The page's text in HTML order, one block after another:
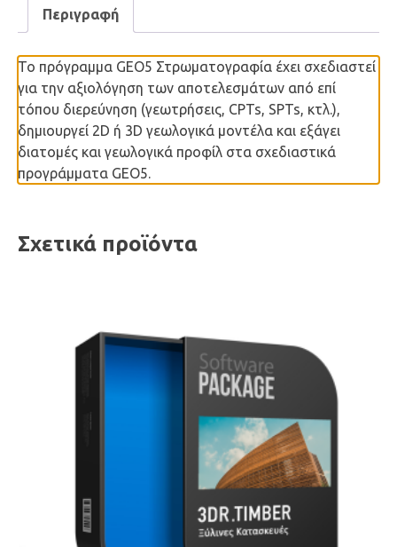
Περιγραφή
Το πρόγραμμα GEO5 Στρωματογραφία έχει σχεδιαστεί
για την αξιολόγηση των αποτελεσμάτων από επί
τόπου διερεύνηση (γεωτρήσεις, CPTs, SPTs, κτλ.),
δημιουργεί 2D ή 3D γεωλογικά μοντέλα και εξάγει
διατομές και γεωλογικά προφίλ στα σχεδιαστικά
προγράμματα GEO5.
Σχετικά προϊόντα